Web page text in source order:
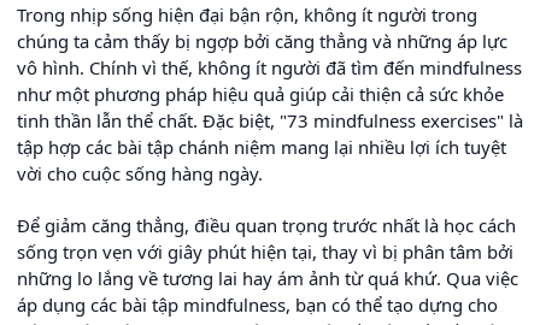
Trong nhịp sống hiện đại bận rộn, không ít người trong
chúng ta cảm thấy bị ngợp bởi căng thẳng và những áp lực
vô hình. Chính vì thế, không ít người đã tìm đến mindfulness
như một phương pháp hiệu quả giúp cải thiện cả sức khỏe
tinh thần lẫn thể chất. Đặc biệt, "73 mindfulness exercises" là
tập hợp các bài tập chánh niệm mang lại nhiều lợi ích tuyệt
vời cho cuộc sống hàng ngày.
Để giảm căng thẳng, điều quan trọng trước nhất là học cách
sống trọn vẹn với giây phút hiện tại, thay vì bị phân tâm bởi
những lo lắng về tương lai hay ám ảnh từ quá khứ. Qua việc
áp dụng các bài tập mindfulness, bạn có thể tạo dựng cho